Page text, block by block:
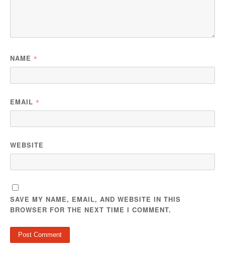
NAME *
EMAIL *
WEBSITE
SAVE MY NAME, EMAIL, AND WEBSITE IN THIS
BROWSER FOR THE NEXT TIME I COMMENT.